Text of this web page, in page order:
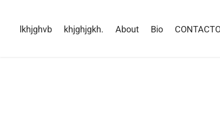
lkhjghvb khjghjgkh. About Bio